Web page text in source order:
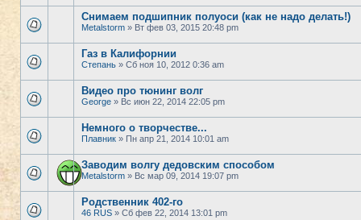
Снимаем подшипник полуоси (как не надо делать!)
Metalstorm » Вт фев 03, 2015 20:48 pm
Газ в Калифорнии
Степань » Сб ноя 10, 2012 0:36 am
Видео про тюнинг волг
George » Вс июн 22, 2014 22:05 pm
Немного о творчестве...
Плавник » Пн апр 21, 2014 10:01 am
Заводим волгу дедовским способом
Metalstorm » Вс мар 09, 2014 19:07 pm
Родственник 402-го
46 RUS » Сб фев 22, 2014 13:01 pm